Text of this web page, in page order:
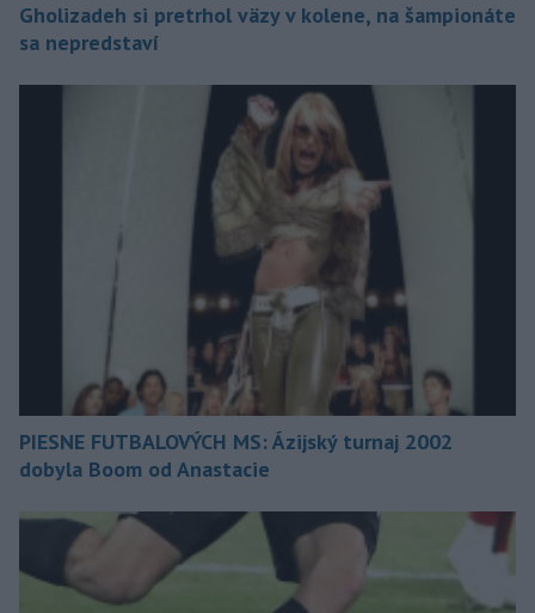
Gholizadeh si pretrhol väzy v kolene, na šampionáte
sa nepredstaví
PIESNE FUTBALOVÝCH MS: Ázijský turnaj 2002
dobyla Boom od Anastacie